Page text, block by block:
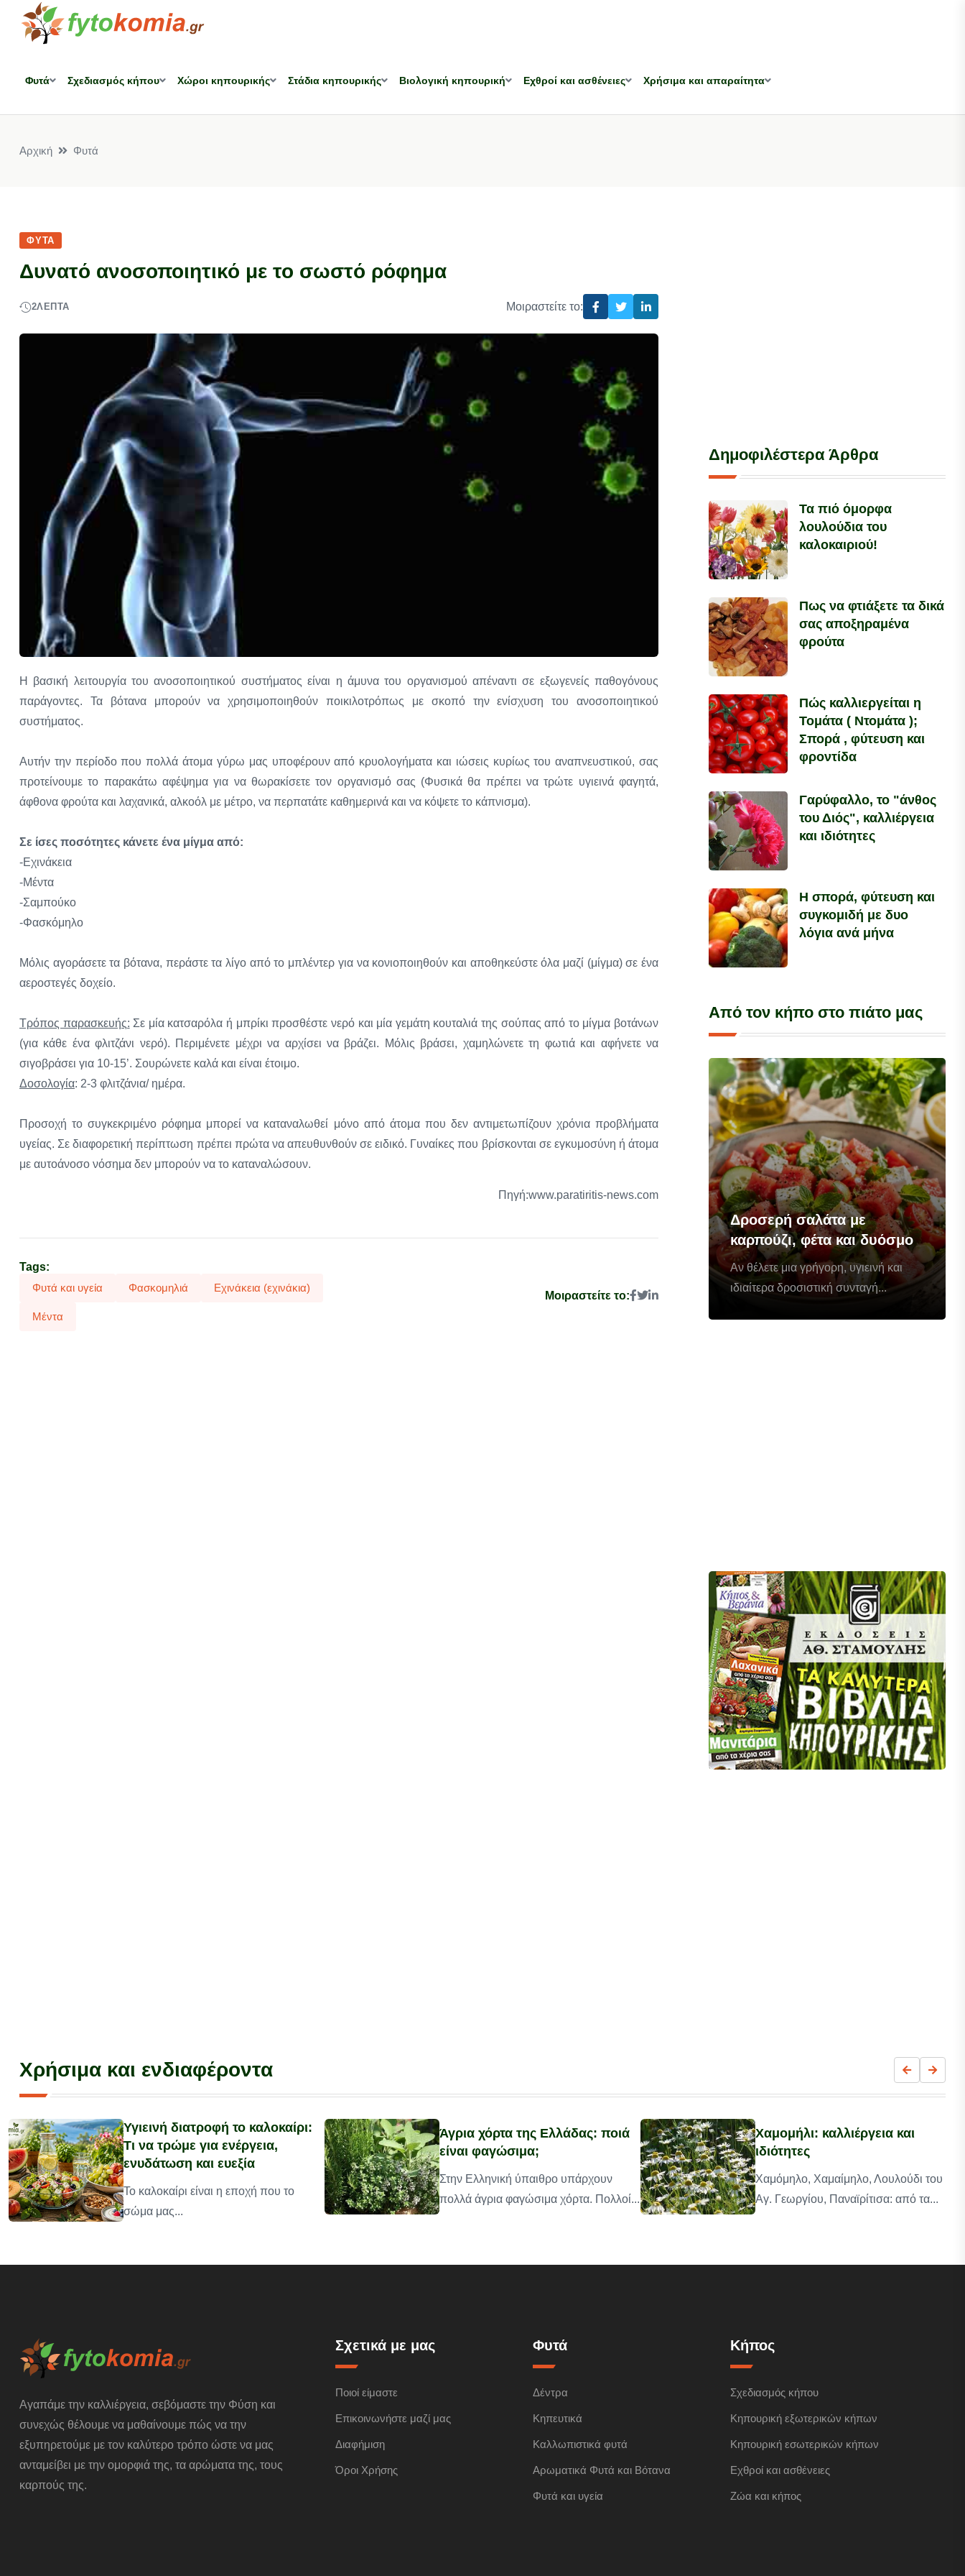
Φυτά Σχεδιασμός κήπου Χώροι κηπουρικής Στάδια κηπουρικής Βιολογική κηπουρική Εχθροί και ασθένειες Χρήσιμα και απαραίτητα
Αρχική Φυτά
ΦΥΤΆ
Δυνατό ανοσοποιητικό με το σωστό ρόφημα
2ΛΕΠΤΆ Μοιραστείτε το:
Η βασική λειτουργία του ανοσοποιητικού συστήματος είναι η άμυνα του οργανισμού απέναντι σε εξωγενείς παθογόνους
παράγοντες. Τα βότανα μπορούν να χρησιμοποιηθούν ποικιλοτρόπως με σκοπό την ενίσχυση του ανοσοποιητικού
συστήματος.
Αυτήν την περίοδο που πολλά άτομα γύρω μας υποφέρουν από κρυολογήματα και ιώσεις κυρίως του αναπνευστικού, σας
προτείνουμε το παρακάτω αφέψημα για να θωρακίσετε τον οργανισμό σας (Φυσικά θα πρέπει να τρώτε υγιεινά φαγητά,
άφθονα φρούτα και λαχανικά, αλκοόλ με μέτρο, να περπατάτε καθημερινά και να κόψετε το κάπνισμα).
Σε ίσες ποσότητες κάνετε ένα μίγμα από:
-Εχινάκεια
-Μέντα
-Σαμπούκο
-Φασκόμηλο
Μόλις αγοράσετε τα βότανα, περάστε τα λίγο από το μπλέντερ για να κονιοποιηθούν και αποθηκεύστε όλα μαζί (μίγμα) σε ένα
αεροστεγές δοχείο.
Τρόπος παρασκευής: Σε μία κατσαρόλα ή μπρίκι προσθέστε νερό και μία γεμάτη κουταλιά της σούπας από το μίγμα βοτάνων
(για κάθε ένα φλιτζάνι νερό). Περιμένετε μέχρι να αρχίσει να βράζει. Μόλις βράσει, χαμηλώνετε τη φωτιά και αφήνετε να
σιγοβράσει για 10-15’. Σουρώνετε καλά και είναι έτοιμο.
Δοσολογία: 2-3 φλιτζάνια/ ημέρα.
Προσοχή το συγκεκριμένο ρόφημα μπορεί να καταναλωθεί μόνο από άτομα που δεν αντιμετωπίζουν χρόνια προβλήματα
υγείας. Σε διαφορετική περίπτωση πρέπει πρώτα να απευθυνθούν σε ειδικό. Γυναίκες που βρίσκονται σε εγκυμοσύνη ή άτομα
με αυτοάνοσο νόσημα δεν μπορούν να το καταναλώσουν.
Πηγή:www.paratiritis-news.com
Tags:
Φυτά και υγεία
Φασκομηλιά Εχινάκεια (εχινάκια)
Μέντα
Μοιραστείτε το:
Δημοφιλέστερα Άρθρα
Τα πιό όμορφα
λουλούδια του
καλοκαιριού!
Πως να φτιάξετε τα δικά
σας αποξηραμένα
φρούτα
Πώς καλλιεργείται η
Τομάτα ( Ντομάτα );
Σπορά , φύτευση και
φροντίδα
Γαρύφαλλο, το "άνθος
του Διός", καλλιέργεια
και ιδιότητες
Η σπορά, φύτευση και
συγκομιδή με δυο
λόγια ανά μήνα
Από τον κήπο στο πιάτο μας
Δροσερή σαλάτα με
καρπούζι, φέτα και δυόσμο
Αν θέλετε μια γρήγορη, υγιεινή και
ιδιαίτερα δροσιστική συνταγή...
Χρήσιμα και ενδιαφέροντα
Υγιεινή διατροφή το καλοκαίρι:
Τι να τρώμε για ενέργεια,
ενυδάτωση και ευεξία
Το καλοκαίρι είναι η εποχή που το
σώμα μας...
Άγρια χόρτα της Ελλάδας: ποιά
είναι φαγώσιμα;
Στην Ελληνική ύπαιθρο υπάρχουν
πολλά άγρια φαγώσιμα χόρτα. Πολλοί...
Χαμομήλι: καλλιέργεια και
ιδιότητες
Χαμόμηλο, Χαμαίμηλο, Λουλούδι του
Αγ. Γεωργίου, Παναϊρίτισα: από τα...
Αγαπάμε την καλλιέργεια, σεβόμαστε την Φύση και
συνεχώς θέλουμε να μαθαίνουμε πώς να την
εξυπηρετούμε με τον καλύτερο τρόπο ώστε να μας
ανταμείβει με την ομορφιά της, τα αρώματα της, τους
καρπούς της.
Σχετικά με μας
Ποιοί είμαστε
Επικοινωνήστε μαζί μας
Διαφήμιση
Όροι Χρήσης
Φυτά
Δέντρα
Κηπευτικά
Καλλωπιστικά φυτά
Αρωματικά Φυτά και Βότανα
Φυτά και υγεία
Κήπος
Σχεδιασμός κήπου
Κηπουρική εξωτερικών κήπων
Κηπουρική εσωτερικών κήπων
Εχθροί και ασθένειες
Ζώα και κήπος